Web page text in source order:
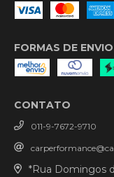
FORMAS DE ENVIO
CONTATO
011-9-7672-9710
*Rua Domingos